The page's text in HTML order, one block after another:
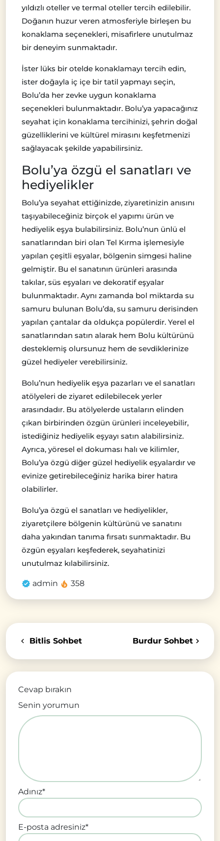
yıldızlı oteller ve termal oteller tercih edilebilir.
Doğanın huzur veren atmosferiyle birleşen bu
konaklama seçenekleri, misafirlere unutulmaz
bir deneyim sunmaktadır.
İster lüks bir otelde konaklamayı tercih edin,
ister doğayla iç içe bir tatil yapmayı seçin,
Bolu’da her zevke uygun konaklama
seçenekleri bulunmaktadır. Bolu’ya yapacağınız
seyahat için konaklama tercihinizi, şehrin doğal
güzelliklerini ve kültürel mirasını keşfetmenizi
sağlayacak şekilde yapabilirsiniz.
Bolu’ya özgü el sanatları ve
hediyelikler
Bolu’ya seyahat ettiğinizde, ziyaretinizin anısını
taşıyabileceğiniz birçok el yapımı ürün ve
hediyelik eşya bulabilirsiniz. Bolu’nun ünlü el
sanatlarından biri olan Tel Kırma işlemesiyle
yapılan çeşitli eşyalar, bölgenin simgesi haline
gelmiştir. Bu el sanatının ürünleri arasında
takılar, süs eşyaları ve dekoratif eşyalar
bulunmaktadır. Aynı zamanda bol miktarda su
samuru bulunan Bolu’da, su samuru derisinden
yapılan çantalar da oldukça popülerdir. Yerel el
sanatlarından satın alarak hem Bolu kültürünü
desteklemiş olursunuz hem de sevdiklerinize
güzel hediyeler verebilirsiniz.
Bolu’nun hediyelik eşya pazarları ve el sanatları
atölyeleri de ziyaret edilebilecek yerler
arasındadır. Bu atölyelerde ustaların elinden
çıkan birbirinden özgün ürünleri inceleyebilir,
istediğiniz hediyelik eşyayı satın alabilirsiniz.
Ayrıca, yöresel el dokuması halı ve kilimler,
Bolu’ya özgü diğer güzel hediyelik eşyalardır ve
evinize getirebileceğiniz harika birer hatıra
olabilirler.
Bolu’ya özgü el sanatları ve hediyelikler,
ziyaretçilere bölgenin kültürünü ve sanatını
daha yakından tanıma fırsatı sunmaktadır. Bu
özgün eşyaları keşfederek, seyahatinizi
unutulmaz kılabilirsiniz.
admin 358
Bitlis Sohbet Burdur Sohbet
Cevap bırakın
Senin yorumun
Adınız*
E-posta adresiniz*